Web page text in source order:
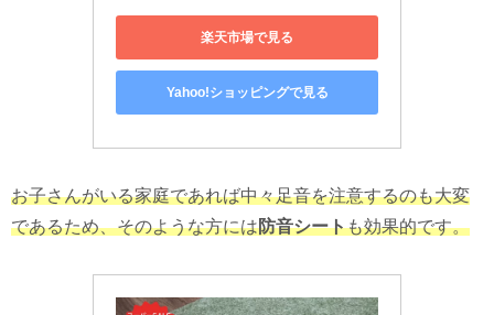
楽天市場で見る
Yahoo!ショッピングで見る
お子さんがいる家庭であれば中々足音を注意するのも大変
であるため、そのような方には防音シートも効果的です。